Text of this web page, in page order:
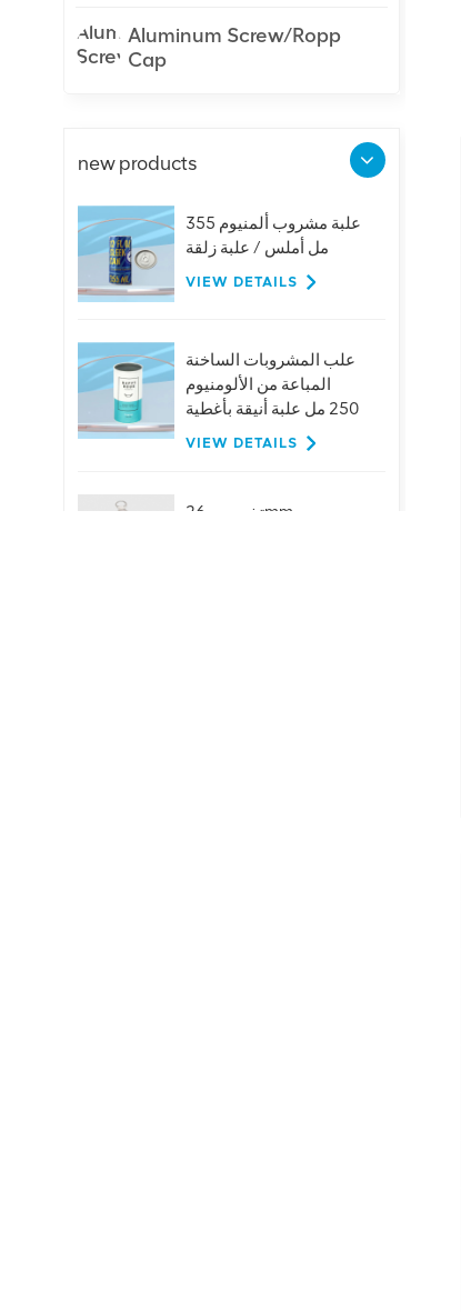
Aluminum Screw/Ropp
Cap
new products
علبة مشروب ألمنيوم 355
مل أملس / علبة زلقة
VIEW DETAILS
علب المشروبات الساخنة
المباعة من الألومنيوم
250 مل علبة أنيقة بأغطية
VIEW DETAILS
تخصيص 26mm